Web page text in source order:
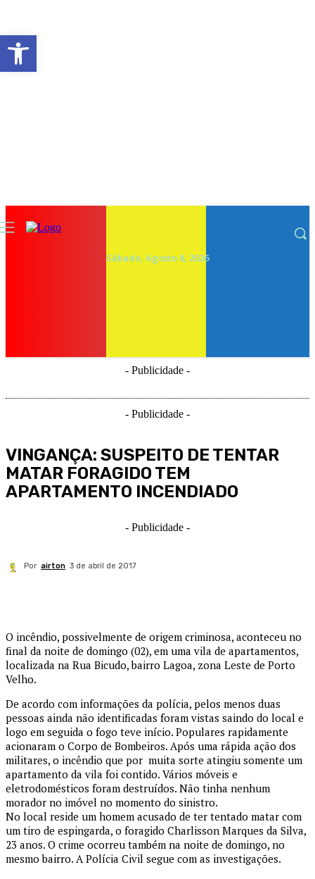
Sábado, Agosto 8, 2026
- Publicidade -
- Publicidade -
VINGANÇA: SUSPEITO DE TENTAR
MATAR FORAGIDO TEM
APARTAMENTO INCENDIADO
- Publicidade -
Por airton 3 de abril de 2017
O incêndio, possivelmente de origem criminosa, aconteceu no
final da noite de domingo (02), em uma vila de apartamentos,
localizada na Rua Bicudo, bairro Lagoa, zona Leste de Porto
Velho.
De acordo com informações da polícia, pelos menos duas
pessoas ainda não identificadas foram vistas saindo do local e
logo em seguida o fogo teve início. Populares rapidamente
acionaram o Corpo de Bombeiros. Após uma rápida ação dos
militares, o incêndio que por muita sorte atingiu somente um
apartamento da vila foi contido. Vários móveis e
eletrodomésticos foram destruídos. Não tinha nenhum
morador no imóvel no momento do sinistro.
No local reside um homem acusado de ter tentado matar com
um tiro de espingarda, o foragido Charlisson Marques da Silva,
23 anos. O crime ocorreu também na noite de domingo, no
mesmo bairro. A Polícia Civil segue com as investigações.
Abrir a barra de ferramentas